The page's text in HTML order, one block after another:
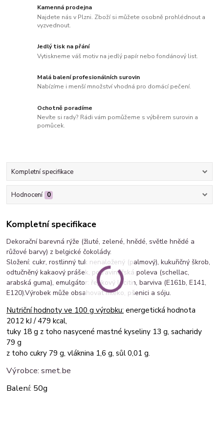
Kamenná prodejna
Najdete nás v Plzni. Zboží si můžete osobně prohlédnout a
vyzvednout.
Jedlý tisk na přání
Vytiskneme váš motiv na jedlý papír nebo fondánový list.
Malá balení profesionálních surovin
Nabízíme i menší množství vhodná pro domácí pečení.
Ochotně poradíme
Nevíte si rady? Rádi vám pomůžeme s výběrem surovin a
pomůcek.
Kompletní specifikace
Hodnocení 0
Kompletní specifikace
Dekorační barevná rýže (žluté, zelené, hnědé, světle hnědé a
růžové barvy) z belgické čokolády.
Složení:cukr, rostlinný tuk nenaložený (palmový), kukuřičný škrob,
odtučněný kakaový prášek, potravinářská poleva (schellac,
arabská guma), emulgátor: řepkový lecitin, barviva (E161b, E141,
E120).Výrobek může obsahovat mléko, pšenici a sóju.
Nutriční hodnoty ve 100 g výrobku: energetická hodnota
2012 kJ / 479 kcal,
tuky 18 g z toho nasycené mastné kyseliny 13 g, sacharidy
79 g
z toho cukry 79 g, vláknina 1,6 g, sůl 0,01 g.
Výrobce: smet.be
Balení: 50g